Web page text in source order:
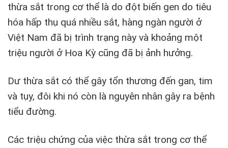
thừa sắt trong cơ thể là do đột biến gen do tiêu
hóa hấp thụ quá nhiều sắt, hàng ngàn người ở
Việt Nam đã bị trình trạng này và khoảng một
triệu người ở Hoa Kỳ cũng đã bị ảnh hưởng.
Dư thừa sắt có thể gây tổn thương đến gan, tim
và tụy, đôi khi nó còn là nguyên nhân gây ra bệnh
tiểu đường.
Các triệu chứng của việc thừa sắt trong cơ thể